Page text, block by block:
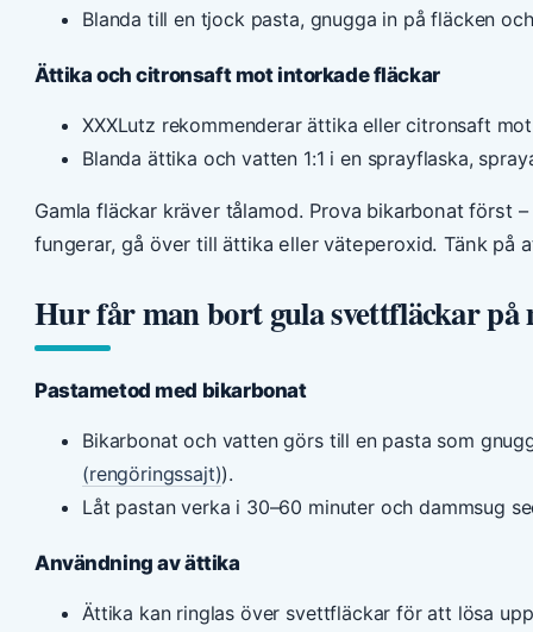
Blanda till en tjock pasta, gnugga in på fläcken
Ättika och citronsaft mot intorkade fläckar
XXXLutz rekommenderar ättika eller citronsaft
Blanda ättika och vatten 1:1 i en sprayflaska,
Gamla fläckar kräver tålamod. Prova bikarbonat först
fungerar, gå över till ättika eller väteperoxid. Tänk på
Hur får man bort gula svettfläckar på
Pastametod med bikarbonat
Bikarbonat och vatten görs till en pasta som
(rengöringssajt)).
Låt pastan verka i 30–60 minuter och dammsug
Användning av ättika
Ättika kan ringlas över svettfläckar för att lösa